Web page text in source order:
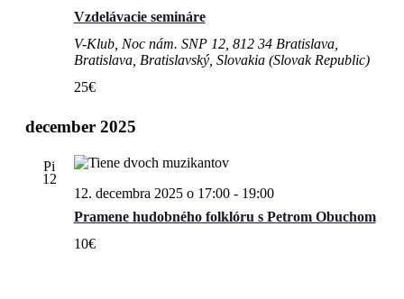
Vzdelávacie semináre
V-Klub, Noc nám. SNP 12, 812 34 Bratislava,
Bratislava, Bratislavský, Slovakia (Slovak Republic)
25€
december 2025
Pi
12
Pramene hudobného folklóru s Petrom Obuchom
12. decembra 2025 o 17:00- 19:00
10€